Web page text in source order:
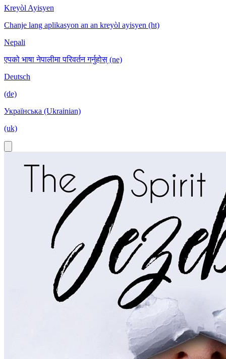
Kreyòl Ayisyen
Chanje lang aplikasyon an an kreyòl ayisyen (ht)
Nepali
एपको भाषा नेपालीमा परिवर्तन गर्नुहोस् (ne)
Deutsch
(de)
Українська (Ukrainian)
(uk)